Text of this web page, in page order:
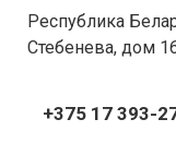
Республика
Стебенева, дом
+375 17 393-